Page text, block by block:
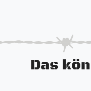
Das